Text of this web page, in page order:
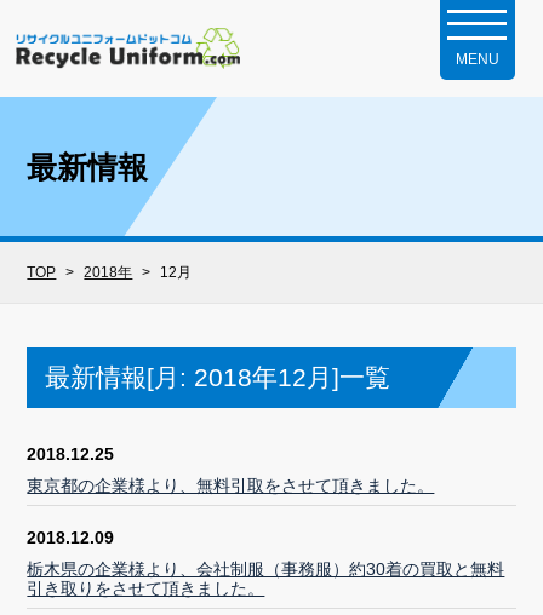
最新情報
TOP 2018年 12月
最新情報[月: 2018年12月]一覧
2018.12.25
東京都の企業様より、無料引取をさせて頂きました。
2018.12.09
栃木県の企業様より、会社制服（事務服）約30着の買取と無料
引き取りをさせて頂きました。